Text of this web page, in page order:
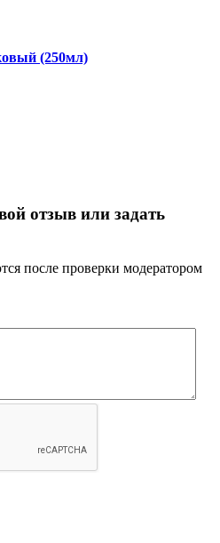
(250мл)
отзыв или задать
после проверки модератором